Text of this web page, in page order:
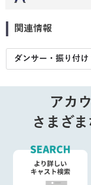
関連情報
ダンサー・振り付け
アカ
さまざ